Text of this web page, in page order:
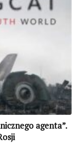
agenta”.